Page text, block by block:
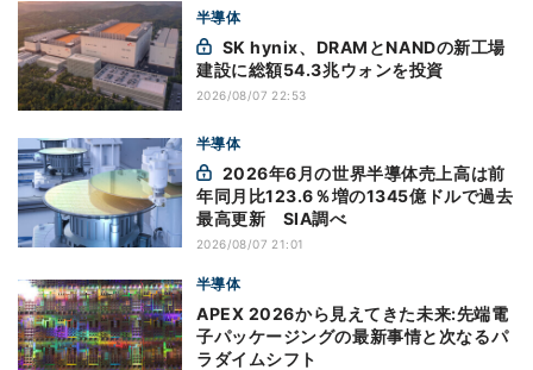
半導体
建設に総額54.3兆ウォンを投資
2026/08/07 22:53
半導体
年同月比123.6％増の1345億ドルで過去
最高更新 SIA調べ
2026/08/07 21:01
半導体
APEX 2026から見えてきた未来:先端電
子パッケージングの最新事情と次なるパ
ラダイムシフト